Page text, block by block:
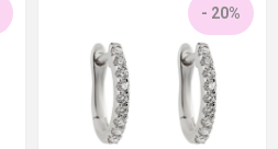
- 20%